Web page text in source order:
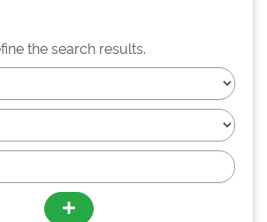
the search results.